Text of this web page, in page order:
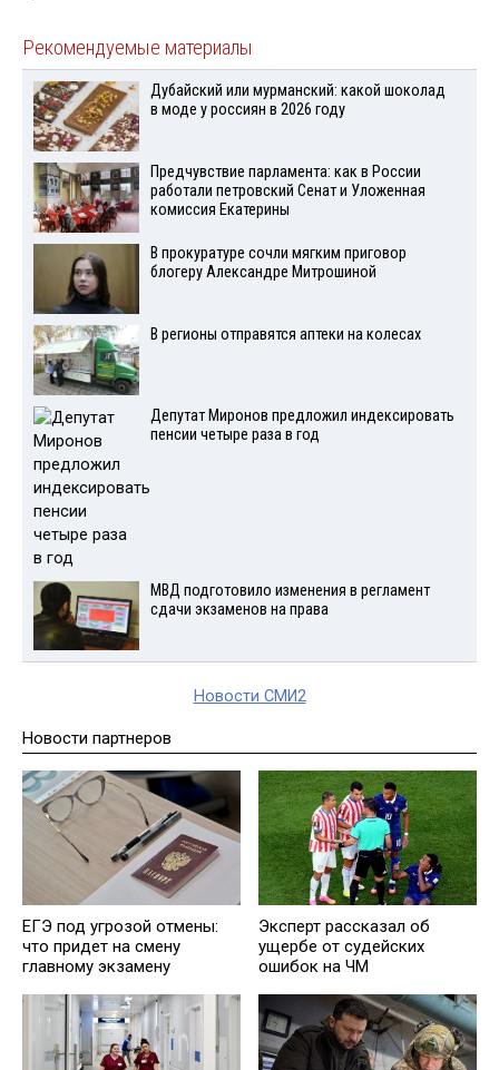
Рекомендуемые материалы
Дубайский или мурманский: какой шоколад
в моде у россиян в 2026 году
Предчувствие парламента: как в России
работали петровский Сенат и Уложенная
комиссия Екатерины
В прокуратуре сочли мягким приговор
блогеру Александре Митрошиной
В регионы отправятся аптеки на колесах
Депутат Миронов предложил индексировать
пенсии четыре раза в год
МВД подготовило изменения в регламент
сдачи экзаменов на права
Новости СМИ2
Новости партнеров
ЕГЭ под угрозой отмены:
что придет на смену
главному экзамену
Эксперт рассказал об
ущербе от судейских
ошибок на ЧМ